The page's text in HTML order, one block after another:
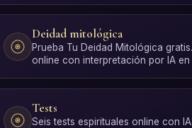
Deidad mitológica
Prueba Tu Deidad Mitológica
online con interpretación por IA en
Tests
Seis tests espirituales online con IA: